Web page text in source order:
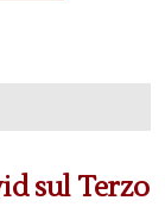
sul Terzo